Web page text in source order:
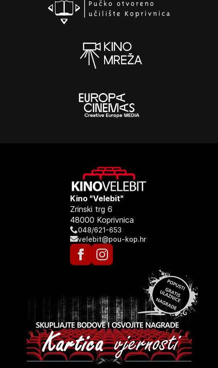
Kino "Velebit"
Zrinski trg 6
48000 Koprivnica
048/621-653
velebit@pou-kop.hr